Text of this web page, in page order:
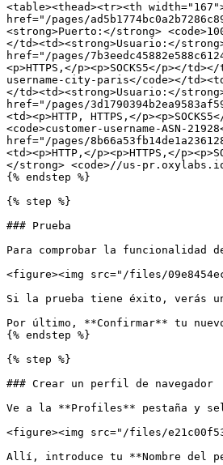
<table><thead><tr><th
href="/pages/
<strong>Puerto:</strong>
</td><td><strong>Usuario:</strong>
href="/pages/
<p>HTTPS,</p><p>SOCKS5</p></
username-city-paris</code></
</td><td><strong>Usuario:</strong>
href="/pages/
<td><p>HTTP, HTTPS,</
<code>customer-username-ASN-
href="/pages/
<td><p>HTTP,</p><p>HTTPS,</
</strong> <code>//us-
{% endstep %}
{% step %}
### Prueba
Para comprobar la funcionalidad
<figure><img src="/files/
Si la prueba tiene éxito, verás
Por último, **Confirmar** tu
{% endstep %}
{% step %}
### Crear un perfil de navegador
Ve a la **Profiles** pestaña y
<figure><img src="/files/
Allí, introduce tu **Nombre del